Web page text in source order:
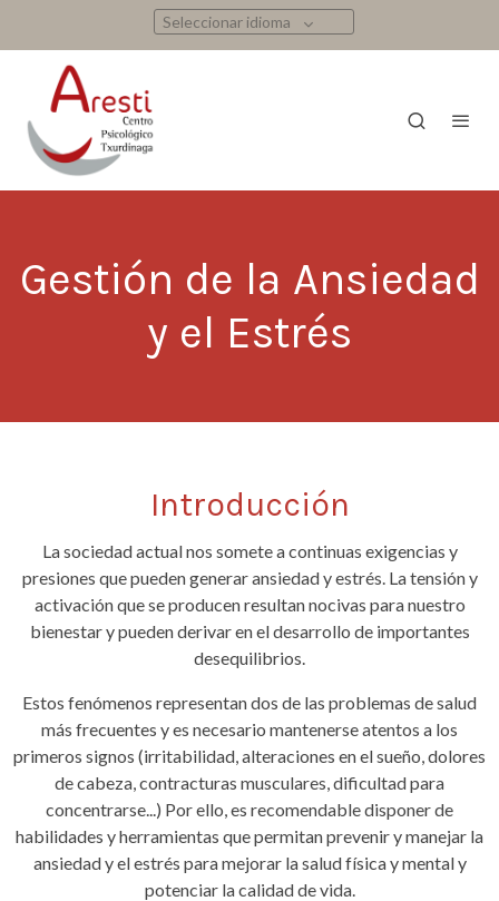
Seleccionar idioma
Gestión de la Ansiedad
y el Estrés
Introducción
La sociedad actual nos somete a continuas exigencias y
presiones que pueden generar ansiedad y estrés. La tensión y
activación que se producen resultan nocivas para nuestro
bienestar y pueden derivar en el desarrollo de importantes
desequilibrios.
Estos fenómenos representan dos de las problemas de salud
más frecuentes y es necesario mantenerse atentos a los
primeros signos (irritabilidad, alteraciones en el sueño, dolores
de cabeza, contracturas musculares, dificultad para
concentrarse...) Por ello, es recomendable disponer de
habilidades y herramientas que permitan prevenir y manejar la
ansiedad y el estrés para mejorar la salud física y mental y
potenciar la calidad de vida.